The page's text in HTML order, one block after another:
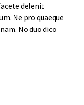
delenit
Ne pro quaeque
No duo dico